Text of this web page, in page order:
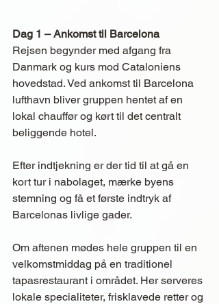
Dag 1 – Ankomst til Barcelona
Rejsen begynder med afgang fra
Danmark og kurs mod Cataloniens
hovedstad. Ved ankomst til Barcelona
lufthavn bliver gruppen hentet af en
lokal chauffør og kørt til det centralt
beliggende hotel.
Efter indtjekning er der tid til at gå en
kort tur i nabolaget, mærke byens
stemning og få et første indtryk af
Barcelonas livlige gader.
Om aftenen mødes hele gruppen til en
velkomstmiddag på en traditionel
tapasrestaurant i området. Her serveres
lokale specialiteter, frisklavede retter og